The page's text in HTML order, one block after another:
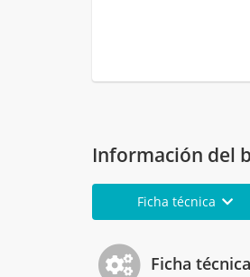
Información del
Ficha técnica
Ficha